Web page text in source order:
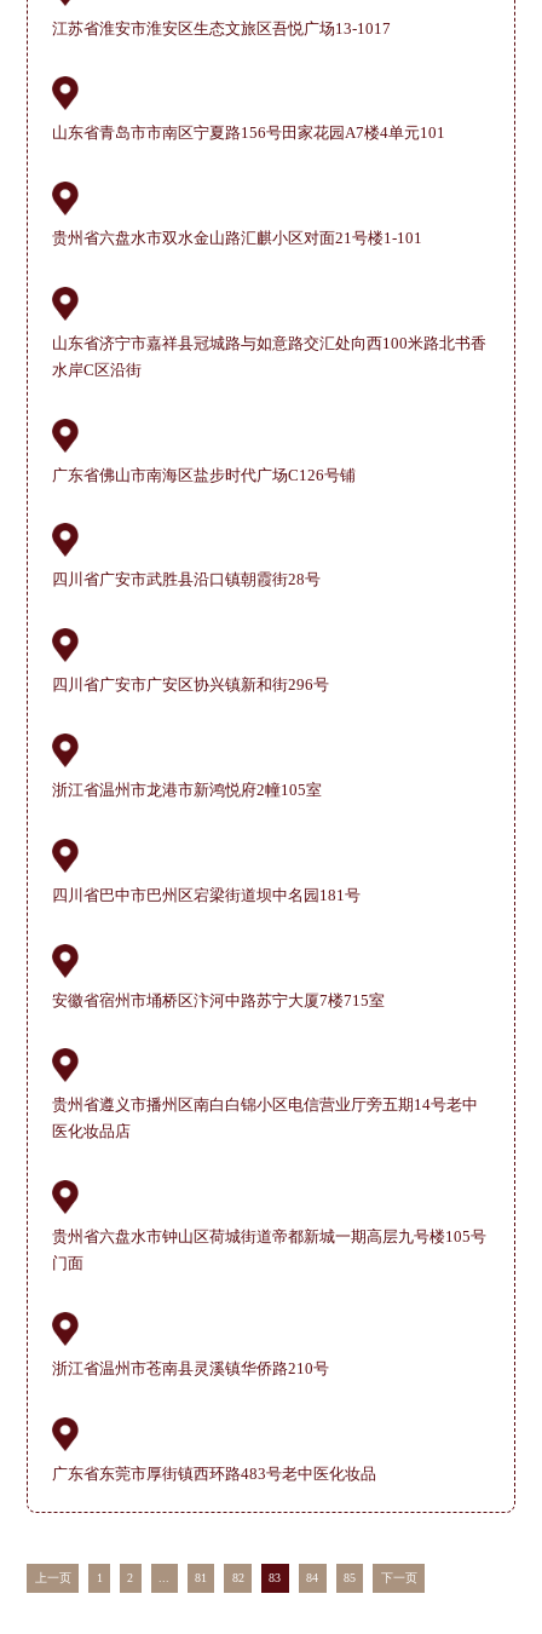
江苏省淮安市淮安区生态文旅区吾悦广场13-1017
山东省青岛市市南区宁夏路156号田家花园A7楼4单元101
贵州省六盘水市双水金山路汇麒小区对面21号楼1-101
山东省济宁市嘉祥县冠城路与如意路交汇处向西100米路北书香
水岸C区沿街
广东省佛山市南海区盐步时代广场C126号铺
四川省广安市武胜县沿口镇朝霞街28号
四川省广安市广安区协兴镇新和街296号
浙江省温州市龙港市新鸿悦府2幢105室
四川省巴中市巴州区宕梁街道坝中名园181号
安徽省宿州市埇桥区汴河中路苏宁大厦7楼715室
贵州省遵义市播州区南白白锦小区电信营业厅旁五期14号老中
医化妆品店
贵州省六盘水市钟山区荷城街道帝都新城一期高层九号楼105号
门面
浙江省温州市苍南县灵溪镇华侨路210号
广东省东莞市厚街镇西环路483号老中医化妆品
上一页 1 2 81 82 83 84 85 下一页